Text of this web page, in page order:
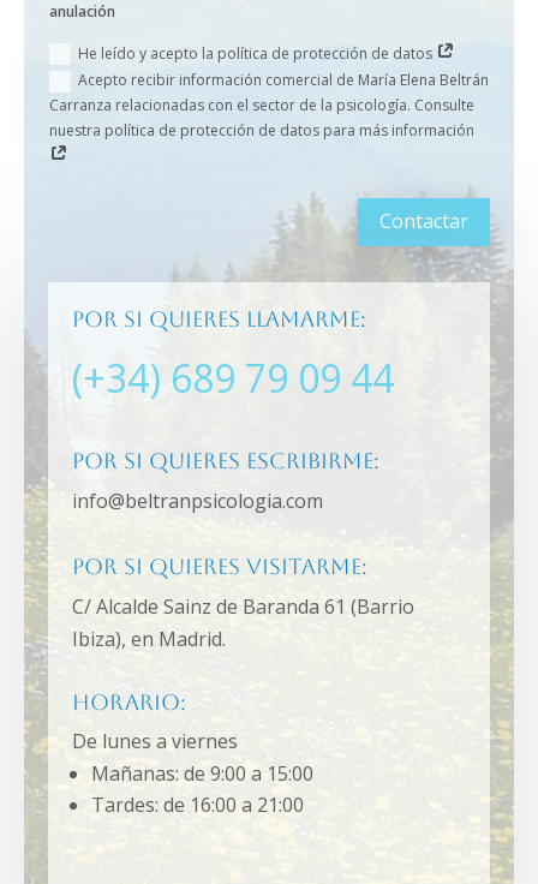
anulación
He leído y acepto la política de protección de datos
Acepto recibir información comercial de María Elena Beltrán
Carranza relacionadas con el sector de la psicología. Consulte
nuestra política de protección de datos para más información
Contactar
Por si quieres llamarme:
(+34) 689 79 09 44
Por si quieres escribirme:
info@beltranpsicologia.com
Por si quieres visitarme:
C/ Alcalde Sainz de Baranda 61 (Barrio
Ibiza), en Madrid.
Horario:
De lunes a viernes
Mañanas: de 9:00 a 15:00
Tardes: de 16:00 a 21:00